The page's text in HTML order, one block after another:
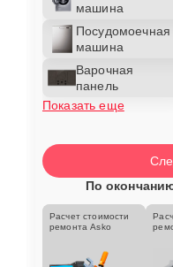
машина
Посудомоечная
машина
Варочная
панель
Показать еще
По
Расчет стоимости
ремонта Asko